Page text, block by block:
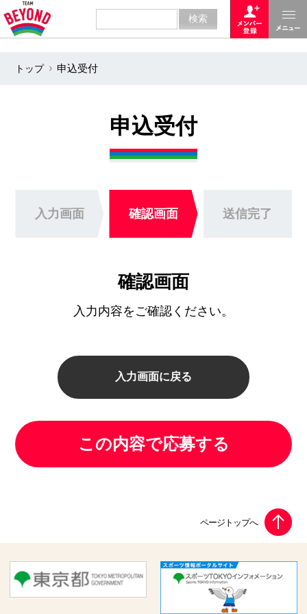
トップ 申込受付
申込受付
入力画面 確認画面 送信完了
確認画面
入力内容をご確認ください。
入力画面に戻る